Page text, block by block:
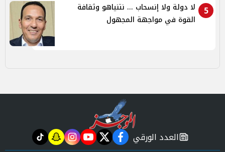
5
لا دولة ولا إنسحاب ... نتنياهو وثقافة
القوة في مواجهة المجهول
newspaper
العدد الورقي facebook
twitter
youtube
instagram
snapchat
tiktok